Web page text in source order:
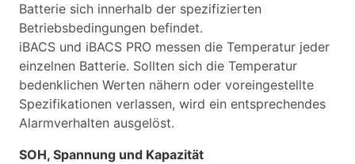
Batterie sich innerhalb der spezifizierten
Betriebsbedingungen befindet.
iBACS und iBACS PRO messen die Temperatur jeder
einzelnen Batterie. Sollten sich die Temperatur
bedenklichen Werten nähern oder voreingestellte
Spezifikationen verlassen, wird ein entsprechendes
Alarmverhalten ausgelöst.
SOH, Spannung und Kapazität